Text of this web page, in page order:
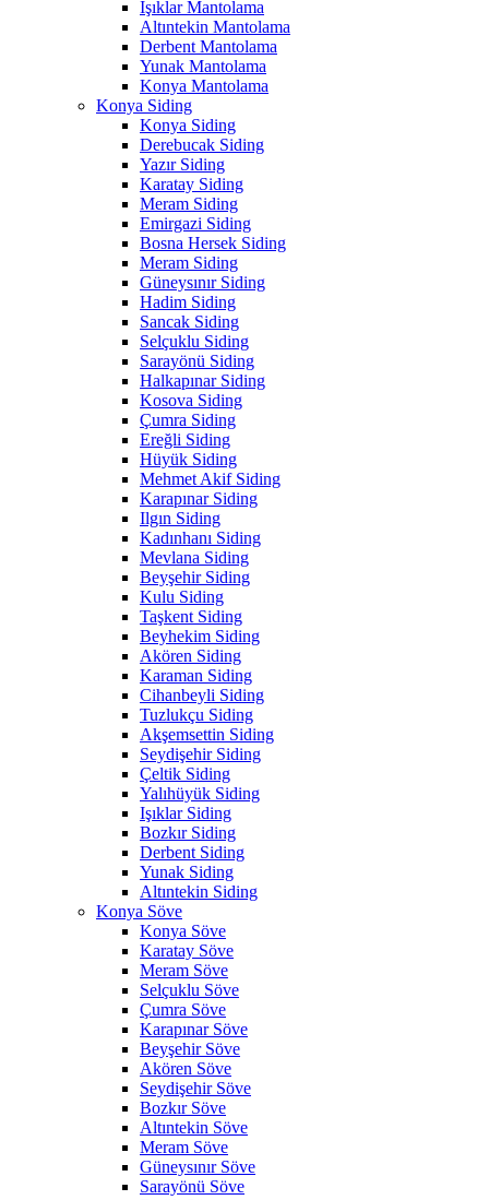
Işıklar Mantolama
Altıntekin Mantolama
Derbent Mantolama
Yunak Mantolama
Konya Mantolama
Konya Siding
Konya Siding
Derebucak Siding
Yazır Siding
Karatay Siding
Meram Siding
Emirgazi Siding
Bosna Hersek Siding
Meram Siding
Güneysınır Siding
Hadim Siding
Sancak Siding
Selçuklu Siding
Sarayönü Siding
Halkapınar Siding
Kosova Siding
Çumra Siding
Ereğli Siding
Hüyük Siding
Mehmet Akif Siding
Karapınar Siding
Ilgın Siding
Kadınhanı Siding
Mevlana Siding
Beyşehir Siding
Kulu Siding
Taşkent Siding
Beyhekim Siding
Akören Siding
Karaman Siding
Cihanbeyli Siding
Tuzlukçu Siding
Akşemsettin Siding
Seydişehir Siding
Çeltik Siding
Yalıhüyük Siding
Işıklar Siding
Bozkır Siding
Derbent Siding
Yunak Siding
Altıntekin Siding
Konya Söve
Konya Söve
Karatay Söve
Meram Söve
Selçuklu Söve
Çumra Söve
Karapınar Söve
Beyşehir Söve
Akören Söve
Seydişehir Söve
Bozkır Söve
Altıntekin Söve
Meram Söve
Güneysınır Söve
Sarayönü Söve